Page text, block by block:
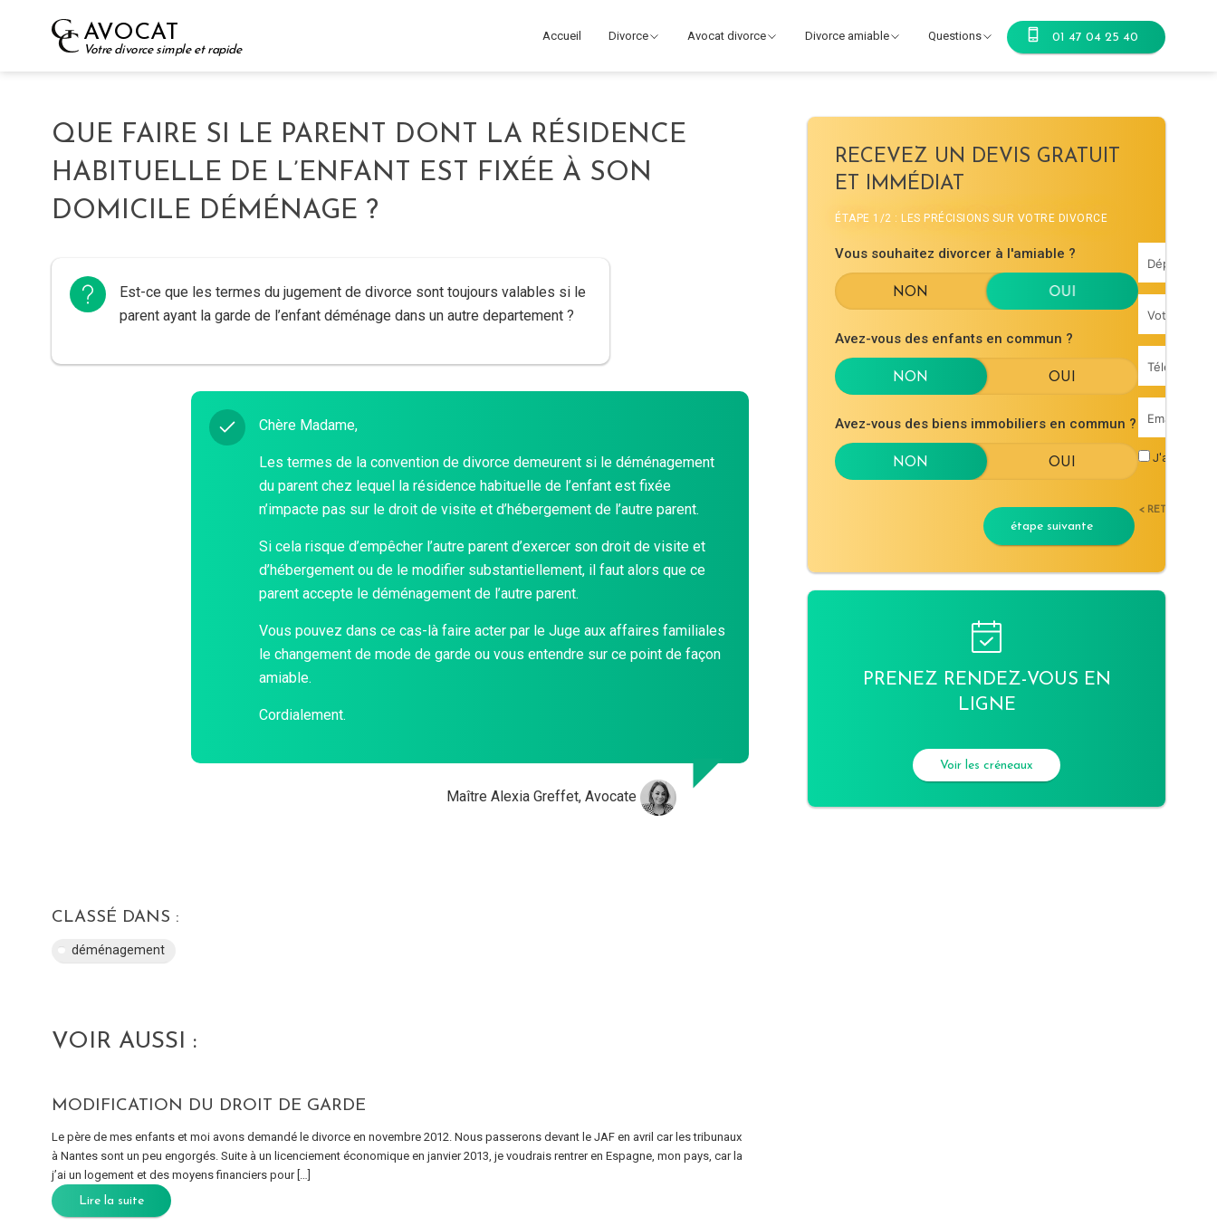
AVOCAT
Votre divorce simple et rapide
Accueil Divorce Avocat divorce Divorce amiable Questions 01 47 04 25 40
QUE FAIRE SI LE PARENT DONT LA RÉSIDENCE
HABITUELLE DE L’ENFANT EST FIXÉE À SON
DOMICILE DÉMÉNAGE ?
Est-ce que les termes du jugement de divorce sont toujours valables si le
parent ayant la garde de l’enfant déménage dans un autre departement ?
Chère Madame,
Les termes de la convention de divorce demeurent si le déménagement
du parent chez lequel la résidence habituelle de l’enfant est fixée
n’impacte pas sur le droit de visite et d’hébergement de l’autre parent.
Si cela risque d’empêcher l’autre parent d’exercer son droit de visite et
d’hébergement ou de le modifier substantiellement, il faut alors que ce
parent accepte le déménagement de l’autre parent.
Vous pouvez dans ce cas-là faire acter par le Juge aux affaires familiales
le changement de mode de garde ou vous entendre sur ce point de façon
amiable.
Cordialement.
Maître Alexia Greffet, Avocate
CLASSÉ DANS :
déménagement
VOIR AUSSI :
MODIFICATION DU DROIT DE GARDE
Le père de mes enfants et moi avons demandé le divorce en novembre 2012. Nous passerons devant le JAF en avril car les tribunaux
à Nantes sont un peu engorgés. Suite à un licenciement économique en janvier 2013, je voudrais rentrer en Espagne, mon pays, car la
j’ai un logement et des moyens financiers pour […]
Lire la suite
RECEVEZ UN DEVIS GRATUIT
ET IMMÉDIAT
ÉTAPE 1/2 : LES PRÉCISIONS SUR VOTRE DIVORCE
Vous souhaitez divorcer à l'amiable ?
Avez-vous des enfants en commun ?
Avez-vous des biens immobiliers en commun ?
étape suivante
J'accepte
< RETOUR
PRENEZ RENDEZ-VOUS EN
LIGNE
Voir les créneaux